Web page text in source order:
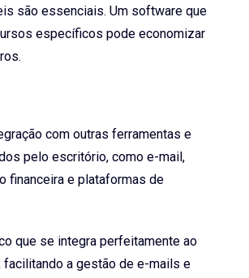
são essenciais. Um software que
específicos pode economizar
com outras ferramentas e
pelo escritório, como e-mail,
financeira e plataformas de
que se integra perfeitamente ao
facilitando a gestão de e-mails e